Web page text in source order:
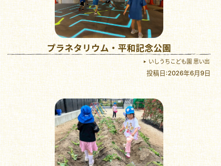
プラネタリウム・平和記念公園
いしうちこども園 思い出
投稿日:2026年6月9日